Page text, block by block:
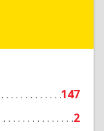
147
2
Подробнее